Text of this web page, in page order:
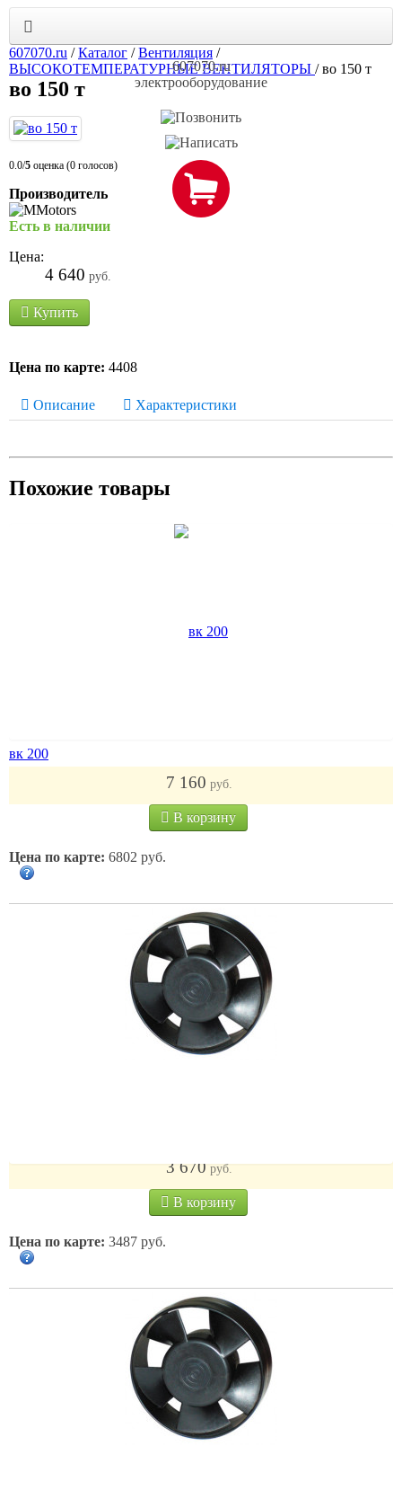
607070.ru
электрооборудование
607070.ru /Каталог /Вентиляция /
ВЫСОКОТЕМПЕРАТУРНЫЕ ВЕНТИЛЯТОРЫ /во 150 т
во 150 т
0.0/5 оценка (0 голосов)
Производитель
Есть в наличии
Цена:
4 640 руб.
Купить
Цена по карте: 4408
Описание Характеристики
Похожие товары
вк 200
7 160 руб.
В корзину
Цена по карте: 6802 руб.
3 670 руб.
В корзину
Цена по карте: 3487 руб.